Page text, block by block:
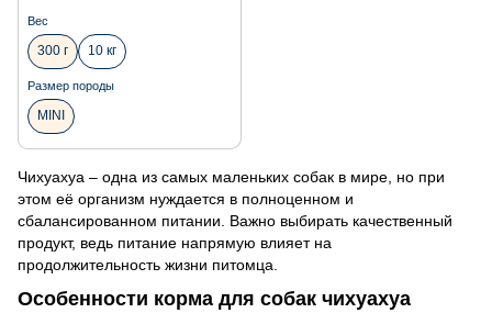
Чихуахуа – одна из самых маленьких собак в мире, но при
этом её организм нуждается в полноценном и
сбалансированном питании. Важно выбирать качественный
продукт, ведь питание напрямую влияет на
продолжительность жизни питомца.
Особенности корма для собак чихуахуа
Вес
300 г 10 кг
Размер породы
MINI